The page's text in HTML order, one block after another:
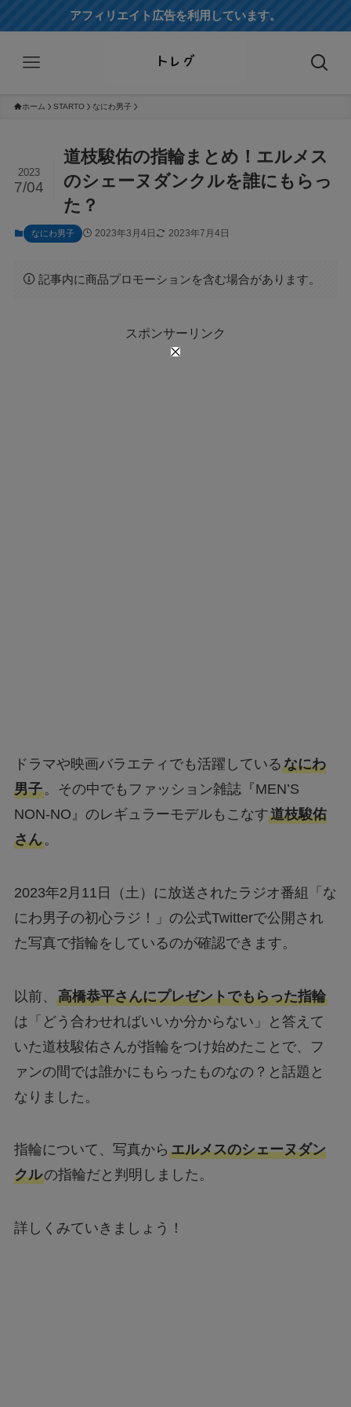
アフィリエイト広告を利用しています。
ホーム STARTO なにわ男子
道枝駿佑の指輪まとめ！エルメス
のシェーヌダンクルを誰にもらっ
た？
2023
7/04
なにわ男子 2023年3月4日 2023年7月4日
記事内に商品プロモーションを含む場合があります。
スポンサーリンク
ドラマや映画バラエティでも活躍しているなにわ
男子。その中でもファッション雑誌『MEN’S
NON-NO』のレギュラーモデルもこなす道枝駿佑
さん。
2023年2月11日（土）に放送されたラジオ番組「な
にわ男子の初心ラジ！」の公式Twitterで公開され
た写真で指輪をしているのが確認できます。
以前、 高橋恭平さんにプレゼントでもらった指輪
は「どう合わせればいいか分からない」と答えて
いた道枝駿佑さんが指輪をつけ始めたことで、フ
ァンの間では誰かにもらったものなの？と話題と
なりました。
指輪について、写真から エルメスのシェーヌダン
クルの指輪だと判明しました。
詳しくみていきましょう！